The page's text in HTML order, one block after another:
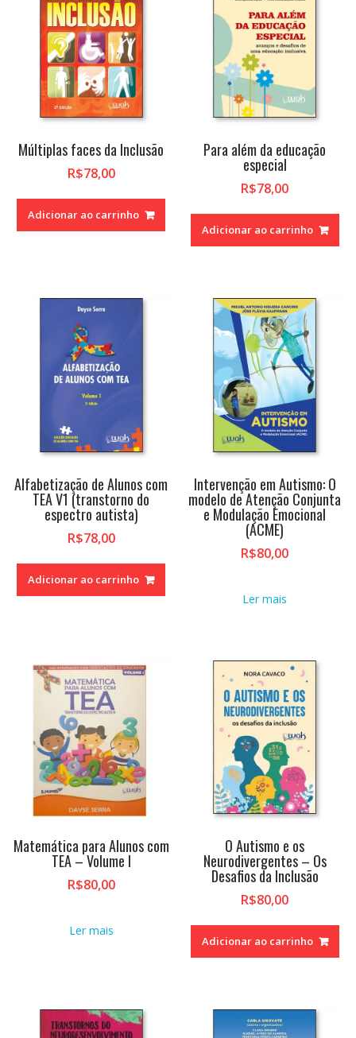
Múltiplas faces da Inclusão
R$78,00
Adicionar ao carrinho
Para além da educação
especial
R$78,00
Adicionar ao carrinho
Alfabetização de Alunos com
TEA V1 (transtorno do
espectro autista)
R$78,00
Adicionar ao carrinho
Intervenção em Autismo: O
modelo de Atenção Conjunta
e Modulação Emocional
(ACME)
R$80,00
Ler mais
Matemática para Alunos com
TEA – Volume I
R$80,00
Ler mais
O Autismo e os
Neurodivergentes – Os
Desafios da Inclusão
R$80,00
Adicionar ao carrinho